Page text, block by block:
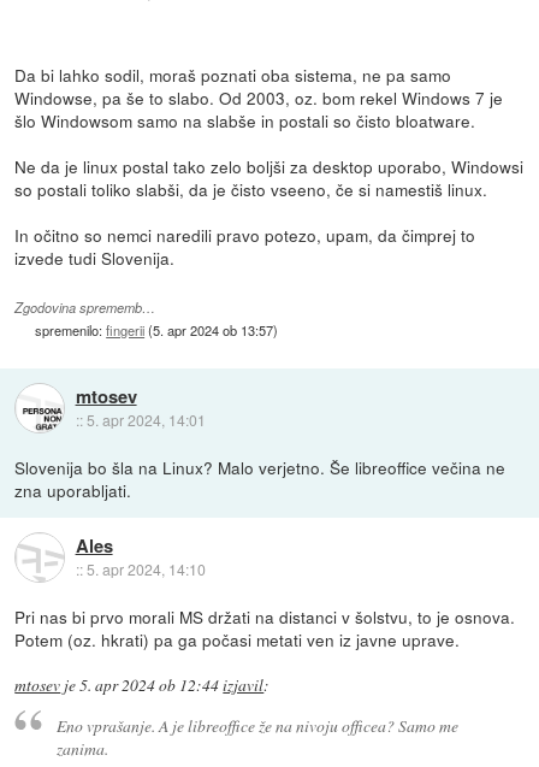
Da bi lahko sodil, moraš poznati oba sistema, ne pa samo
Windowse, pa še to slabo. Od 2003, oz. bom rekel Windows 7 je
šlo Windowsom samo na slabše in postali so čisto bloatware.
Ne da je linux postal tako zelo boljši za desktop uporabo, Windowsi
so postali toliko slabši, da je čisto vseeno, če si namestiš linux.
In očitno so nemci naredili pravo potezo, upam, da čimprej to
izvede tudi Slovenija.
Zgodovina sprememb…
spremenilo:fingerii(5. apr 2024 ob 13:57)
mtosev
:: 5. apr 2024, 14:01
Slovenija bo šla na Linux? Malo verjetno. Še libreoffice večina ne
zna uporabljati.
Ales
::5. apr 2024, 14:10
Pri nas bi prvo morali MS držati na distanci v šolstvu, to je osnova.
Potem (oz. hkrati) pa ga počasi metati ven iz javne uprave.
mtosev je5. apr 2024 ob 12:44izjavil:
Eno vprašanje. A je libreoffice že na nivoju officea? Samo me
zanima.